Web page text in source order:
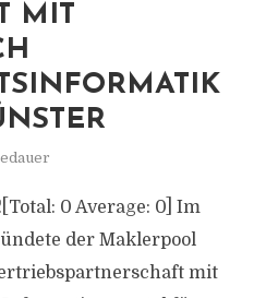
MIT
0 Average: 0] Im
der Maklerpool
mit